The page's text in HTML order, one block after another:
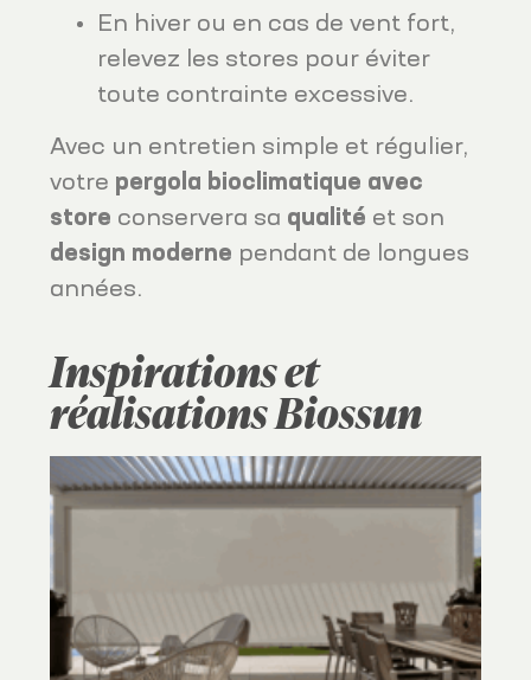
En hiver ou en cas de vent fort,
relevez les stores pour éviter
toute contrainte excessive.
Avec un entretien simple et régulier,
votre pergola bioclimatique avec
store conservera sa qualité et son
design moderne pendant de longues
années.
Inspirations et
réalisations Biossun